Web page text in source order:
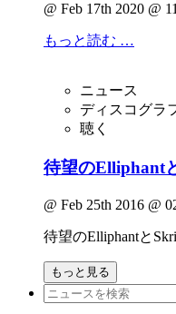
@ Feb 17th 2020 @
もっと読む …
ニュース
ディスコグラ
聴く
待望のElliphant
@ Feb 25th 2016 @
待望のElliphantと
もっと見る